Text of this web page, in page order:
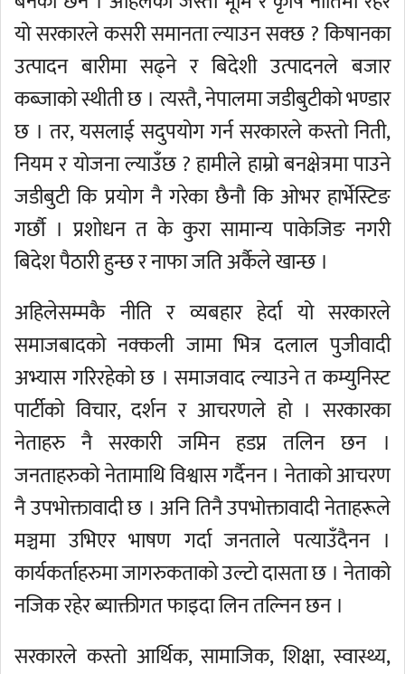
यो सरकारले कसरी समानता ल्याउन सक्छ ? किषानका
उत्पादन बारीमा सढ्ने र बिदेशी उत्पादनले बजार
कब्जाको स्थीती छ । त्यस्तै, नेपालमा जडीबुटीको भण्डार
छ । तर, यसलाई सदुपयोग गर्न सरकारले कस्तो निती,
नियम र योजना ल्याउँछ ? हामीले हाम्रो बनक्षेत्रमा पाउने
जडीबुटी कि प्रयोग नै गरेका छैनौ कि ओभर हार्भेस्टिङ
गर्छौ । प्रशोधन त के कुरा सामान्य पाकेजिङ नगरी
बिदेश पैठारी हुन्छ र नाफा जति अर्कैले खान्छ ।
अहिलेसम्मकै नीति र व्यबहार हेर्दा यो सरकारले
समाजबादको नक्कली जामा भित्र दलाल पुजीवादी
अभ्यास गरिरहेको छ । समाजवाद ल्याउने त कम्युनिस्ट
पार्टीको विचार, दर्शन र आचरणले हो । सरकारका
नेताहरु नै सरकारी जमिन हडप्न तलिन छन ।
जनताहरुको नेतामाथि विश्वास गर्दैनन । नेताको आचरण
नै उपभोक्तावादी छ । अनि तिनै उपभोक्तावादी नेताहरूले
मञ्चमा उभिएर भाषण गर्दा जनताले पत्याउँदैनन ।
कार्यकर्ताहरुमा जागरुकताको उल्टो दासता छ । नेताको
नजिक रहेर ब्याक्तीगत फाइदा लिन तल्निन छन ।
सरकारले कस्तो आर्थिक, सामाजिक, शिक्षा, स्वास्थ्य,